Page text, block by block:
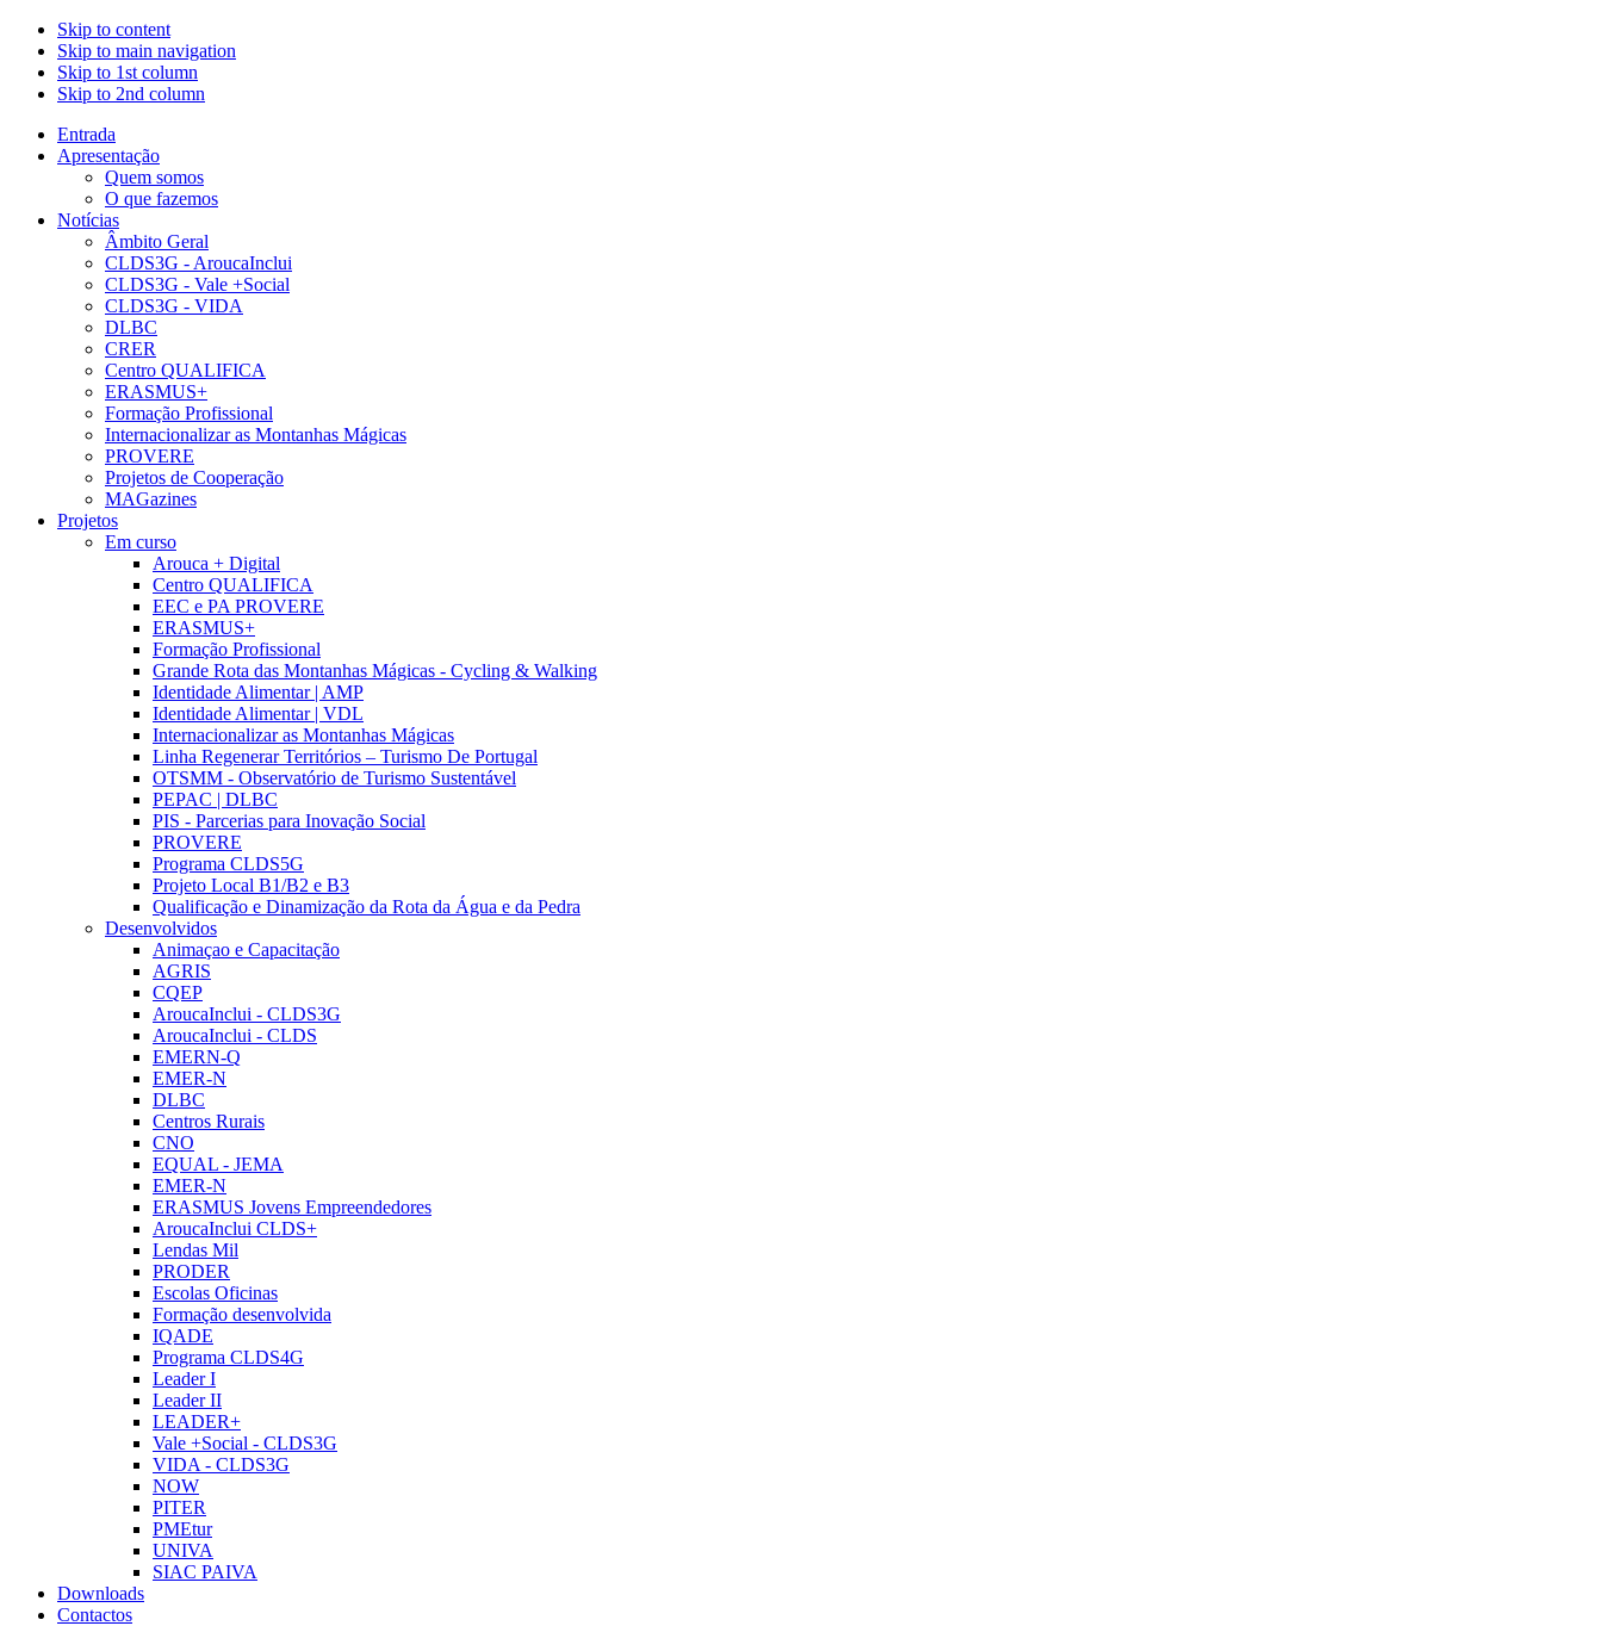
Skip to content
Skip to main navigation
Skip to 1st column
Skip to 2nd column
Entrada
Apresentação
Quem somos
O que fazemos
Notícias
Âmbito Geral
CLDS3G - AroucaInclui
CLDS3G - Vale +Social
CLDS3G - VIDA
DLBC
CRER
Centro QUALIFICA
ERASMUS+
Formação Profissional
Internacionalizar as Montanhas Mágicas
PROVERE
Projetos de Cooperação
MAGazines
Projetos
Em curso
Arouca + Digital
Centro QUALIFICA
EEC e PA PROVERE
ERASMUS+
Formação Profissional
Grande Rota das Montanhas Mágicas - Cycling & Walking
Identidade Alimentar | AMP
Identidade Alimentar | VDL
Internacionalizar as Montanhas Mágicas
Linha Regenerar Territórios – Turismo De Portugal
OTSMM - Observatório de Turismo Sustentável
PEPAC | DLBC
PIS - Parcerias para Inovação Social
PROVERE
Programa CLDS5G
Projeto Local B1/B2 e B3
Qualificação e Dinamização da Rota da Água e da Pedra
Desenvolvidos
Animaçao e Capacitação
AGRIS
CQEP
AroucaInclui - CLDS3G
AroucaInclui - CLDS
EMERN-Q
EMER-N
DLBC
Centros Rurais
CNO
EQUAL - JEMA
EMER-N
ERASMUS Jovens Empreendedores
AroucaInclui CLDS+
Lendas Mil
PRODER
Escolas Oficinas
Formação desenvolvida
IQADE
Programa CLDS4G
Leader I
Leader II
LEADER+
Vale +Social - CLDS3G
VIDA - CLDS3G
NOW
PITER
PMEtur
UNIVA
SIAC PAIVA
Downloads
Contactos